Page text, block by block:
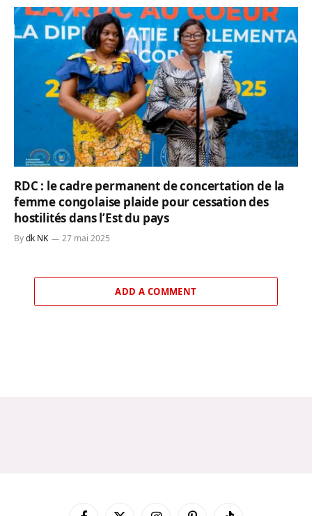
RDC : le cadre permanent de concertation de la
femme congolaise plaide pour cessation des
hostilités dans l’Est du pays
Bydk NK 27 mai 2025
ADD A COMMENT